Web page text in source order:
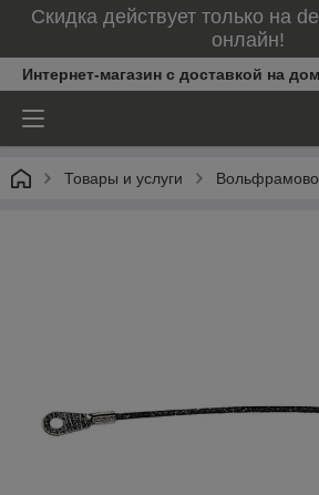
Скидка действует только на
онлайн!
Интернет-магазин с доставкой на
Товары и услуги